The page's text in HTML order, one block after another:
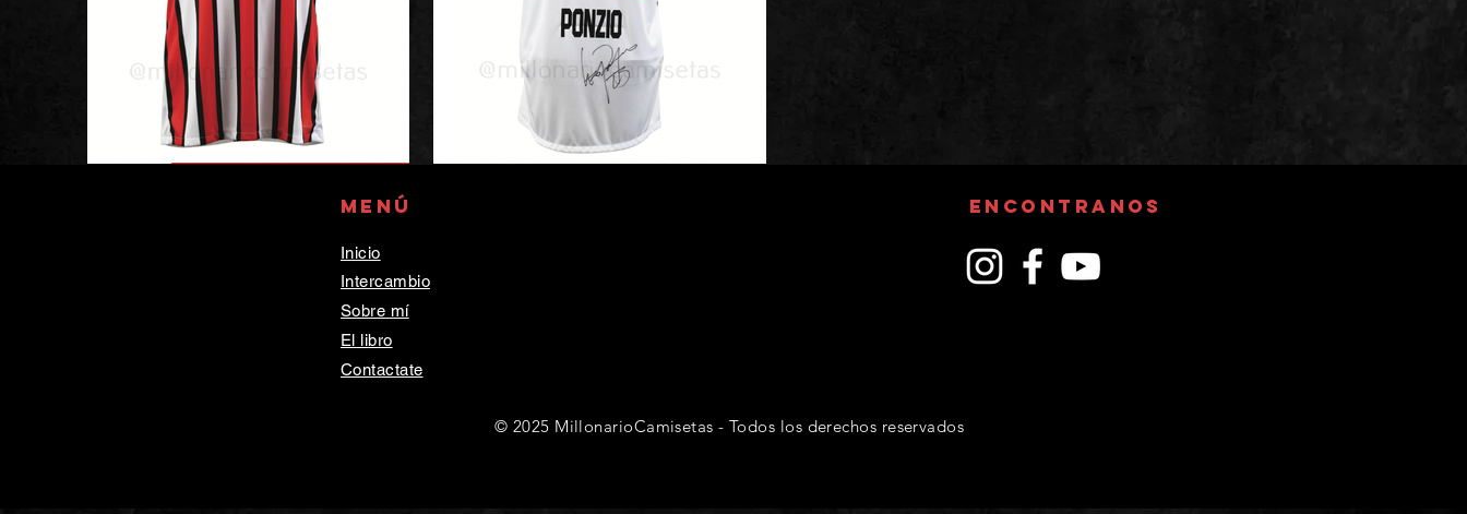
Menú
Inicio
Intercambio
Sobre mí
El libro
Contactate
ENCONTRANOS
© 2025 MillonarioCamisetas - Todos los derechos reservados